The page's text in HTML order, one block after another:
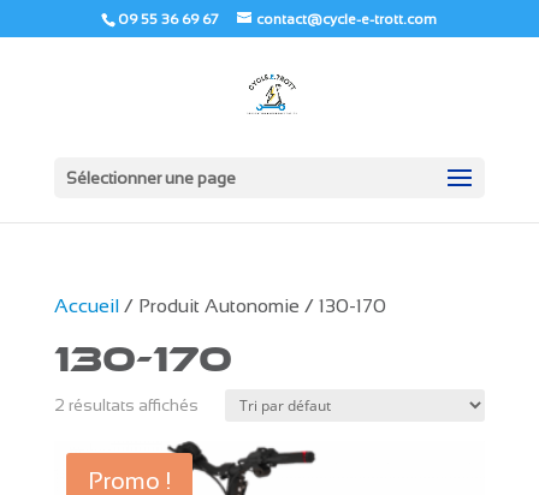
09 55 36 69 67 contact@cycle-e-trott.com
Sélectionner une page
Accueil/ Produit Autonomie / 130-170
130-170
2 résultats affichés
Promo !